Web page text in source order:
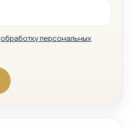
обработку персональных